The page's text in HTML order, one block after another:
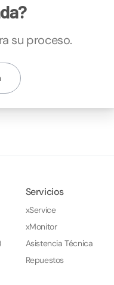
su proceso.
Servicios
xService
xMonitor
Asistencia Técnica
Repuestos